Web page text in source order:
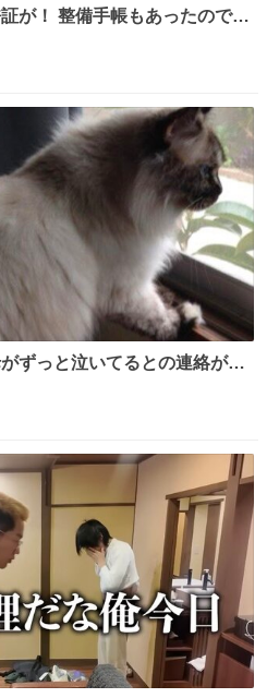
が！ 整備手帳もあったのでこ
です 住所調べても既に家はな
凄い酷道仲間に調べてもらっ
方に返したいと思っていて今
ずっと泣いてるとの連絡があ
家族が避難する中1匹で2階に
た子だった😢私の家族を支え